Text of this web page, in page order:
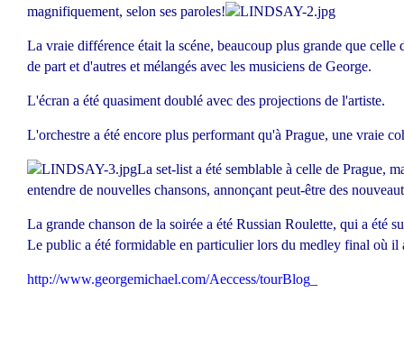
magnifiquement, selon ses paroles!
La vraie différence était la scéne, beaucoup plus grande que celle
de part et d'autres et mélangés avec les musiciens de George.
L'écran a été quasiment doublé avec des projections de l'artiste.
L'orchestre a été encore plus performant qu'à Prague, une vraie
La set-list a été semblable à celle de Prague,
entendre de nouvelles chansons, annonçant peut-être des
La grande chanson de la soirée a été Russian Roulette, qui a été
Le public a été formidable en particulier lors du medley final où
http://www.georgemichael.com/Aeccess/tourBlog_